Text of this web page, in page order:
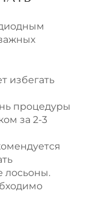
избегать
процедуры
за 2-3
лосьоны.